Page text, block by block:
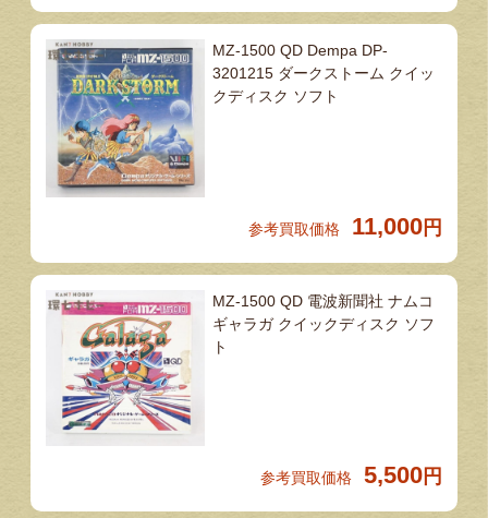
MZ-1500 QD Dempa DP-
3201215 ダークストーム クイッ
クディスク ソフト
参考買取価格 11,000 円
MZ-1500 QD 電波新聞社 ナムコ
ギャラガ クイックディスク ソフ
ト
参考買取価格 5,500 円